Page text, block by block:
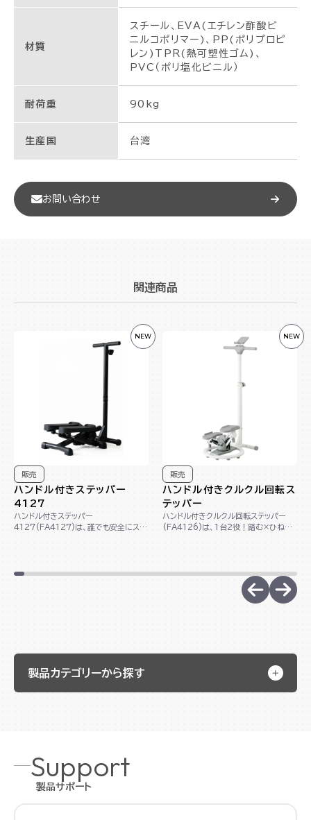
材質
スチール、EVA(エチレン酢酸ビ
ニルコポリマー)、PP(ポリプロピ
レン)TPR(熱可塑性ゴム)、
PVC（ポリ塩化ビニル）
耐荷重 90kg
生産国 台湾
お問い合わせ
関連商品
販売
ハンドル付きステッパー
4127
ハンドル付きステッパー
4127(FA4127)は、誰でも安全にステ
NEW
販売
ハンドル付きクルクル回転ス
テッパー
ハンドル付きクルクル回転ステッパー
(FA4126)は、1台2役！踏む×ひねる
NEW
製品カテゴリーから探す
Support
製品サポート